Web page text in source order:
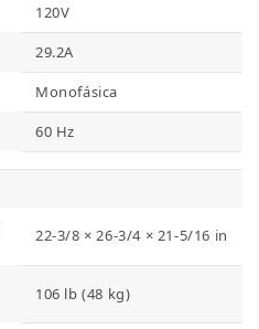
120V
29.2A
Monofásica
60 Hz
22-3/8 × 26-3/4 × 21-5/16 in
106 lb (48 kg)